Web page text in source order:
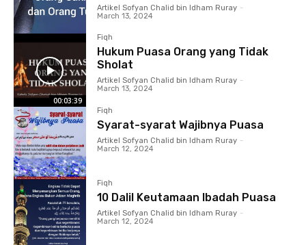
Artikel Sofyan Chalid bin Idham Ruray -
March 13, 2024
00:03:39
Fiqh
Hukum Puasa Orang yang Tidak
Sholat
Artikel Sofyan Chalid bin Idham Ruray -
March 13, 2024
Fiqh
Syarat-syarat Wajibnya Puasa
Artikel Sofyan Chalid bin Idham Ruray -
March 12, 2024
Fiqh
10 Dalil Keutamaan Ibadah Puasa
Artikel Sofyan Chalid bin Idham Ruray -
March 12, 2024